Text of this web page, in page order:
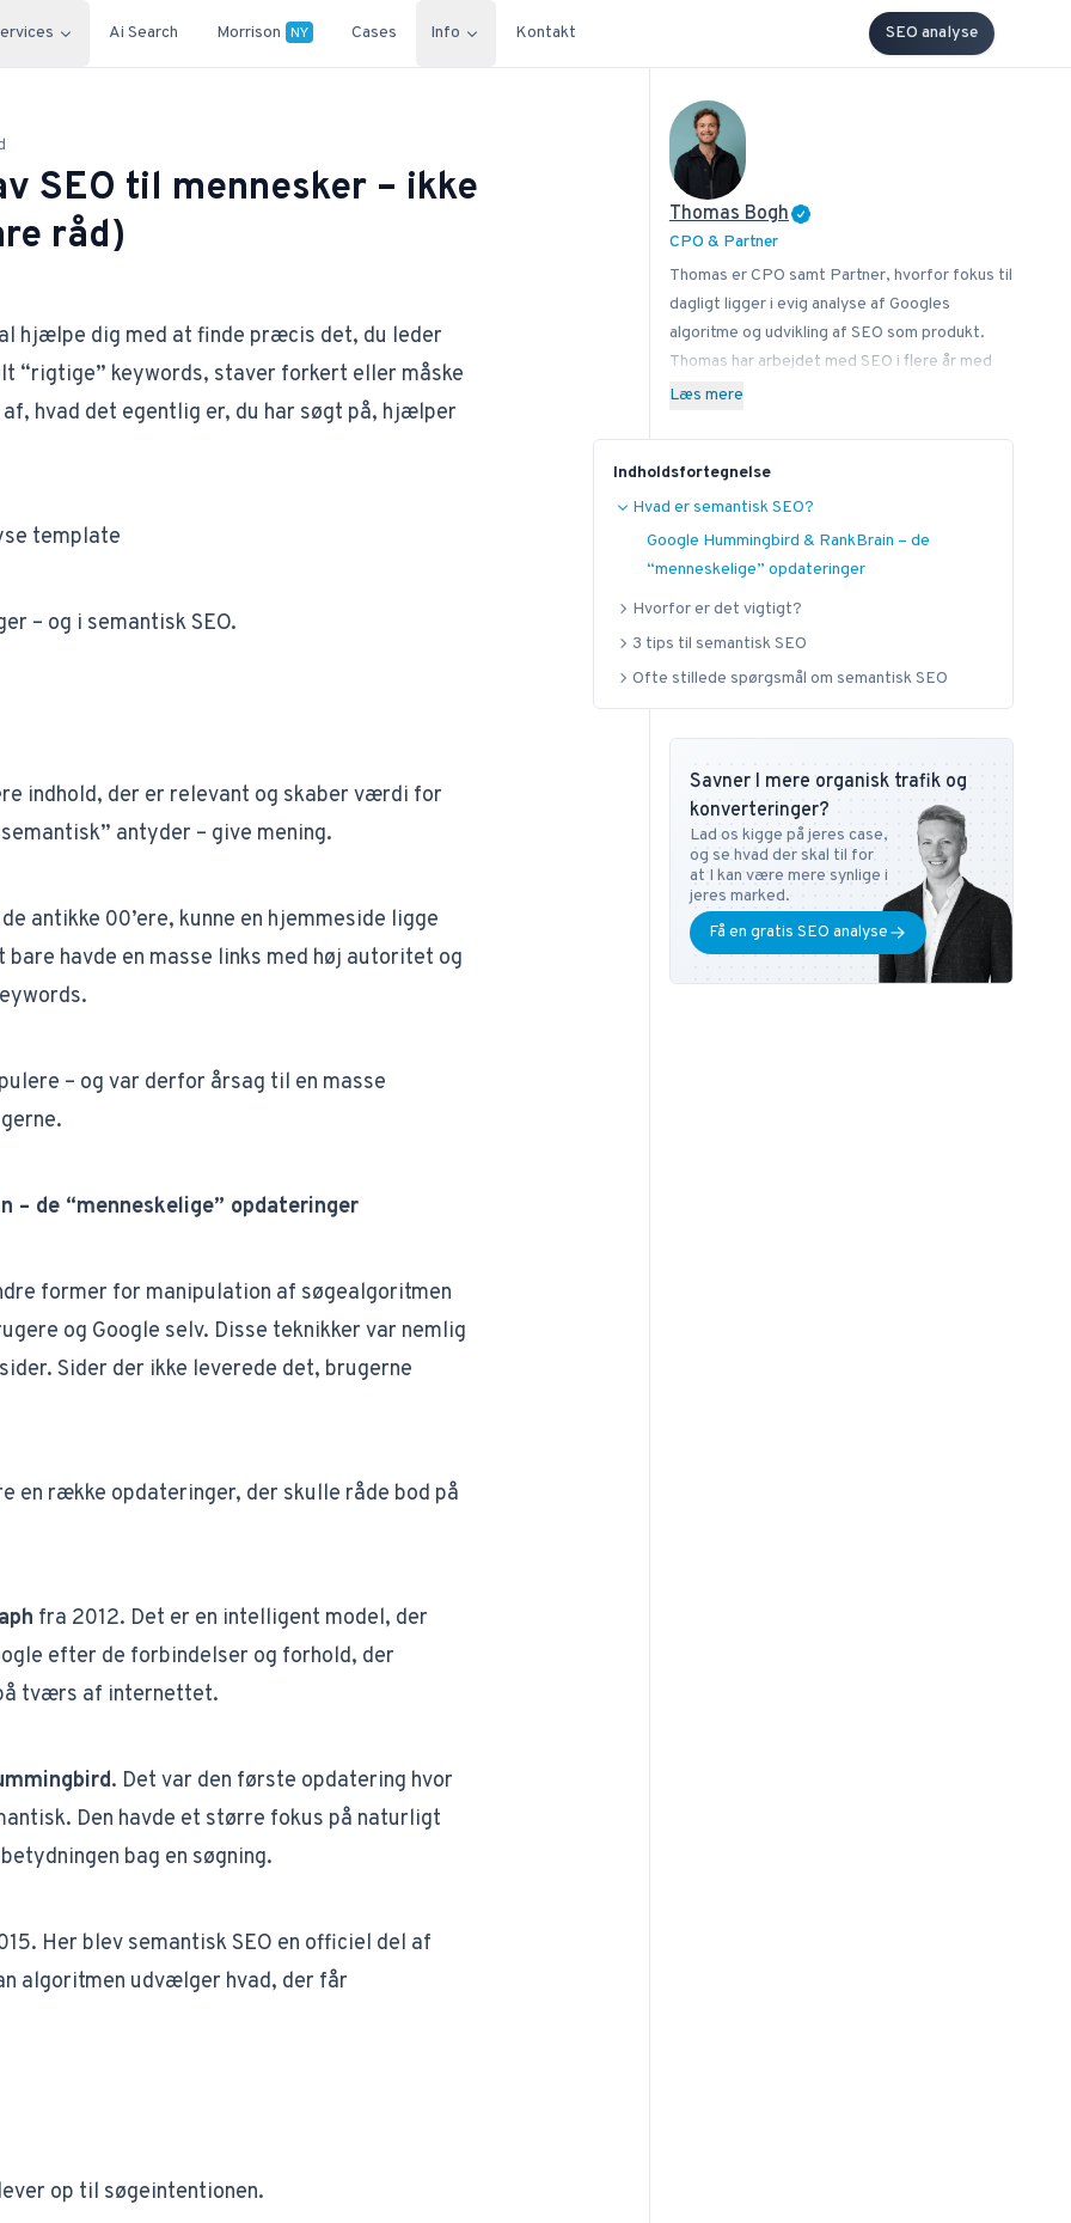
Ai Search Morrison NY Cases Info Kontakt SEO analyse
SEO til mennesker – ikke
råd)
hjælpe dig med at finde præcis det, du leder
“rigtige” keywords, staver forkert eller måske
hvad det egentlig er, du har søgt på, hjælper
template
– og i semantisk SEO.
indhold, der er relevant og skaber værdi for
antyder – give mening.
antikke 00’ere, kunne en hjemmeside ligge
havde en masse links med høj autoritet og
– og var derfor årsag til en masse
– de “menneskelige” opdateringer
former for manipulation af søgealgoritmen
og Google selv. Disse teknikker var nemlig
Sider der ikke leverede det, brugerne
en række opdateringer, der skulle råde bod på
fra 2012. Det er en intelligent model, der
efter de forbindelser og forhold, der
tværs af internettet.
. Det var den første opdatering hvor
Den havde et større fokus på naturligt
bag en søgning.
Her blev semantisk SEO en officiel del af
algoritmen udvælger hvad, der får
op til søgeintentionen.
Thomas Bogh
CPO & Partner
Thomas er CPO samt Partner, hvorfor fokus til
dagligt ligger i evig analyse af Googles
algoritme og udvikling af SEO som produkt.
Thomas har arbejdet med SEO i flere år med
stor passion for at sprede know how på,
Bonzer bidrager Thomas med viden til læserne
hos bl.a. Search Engine Journal, DanDomain og
Detailfolk. Herudover underviser han også i
Digital Mediestrategi på Copenhagen Business
du ønsker eller spørgsmål vedr. SEO universet,
kan du altid kontakte ham på
Læs mere
Indholdsfortegnelse
Hvad er semantisk SEO?
Google Hummingbird & RankBrain – de
“menneskelige” opdateringer
Hvorfor er det vigtigt?
3 tips til semantisk SEO
Ofte stillede spørgsmål om semantisk SEO
Savner I mere organisk trafik og
konverteringer?
Lad os kigge på jeres case,
og se hvad der skal til for
at I kan være mere synlige i
jeres marked.
Få en gratis SEO analyse